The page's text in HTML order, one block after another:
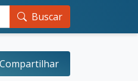
Buscar
Compartilhar